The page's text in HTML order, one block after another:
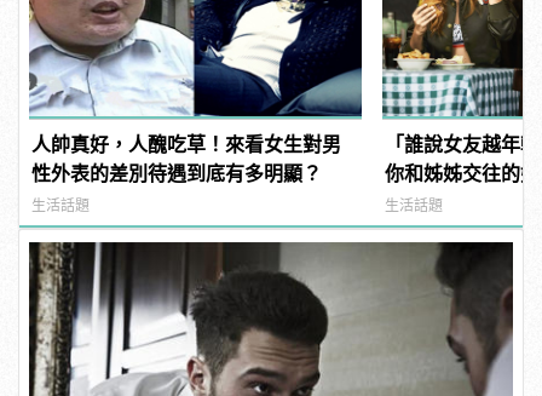
人帥真好，人醜吃草！來看女生對男
性外表的差別待遇到底有多明顯？
生活話題
「誰說女友越年
你和姊姊交往的
生活話題